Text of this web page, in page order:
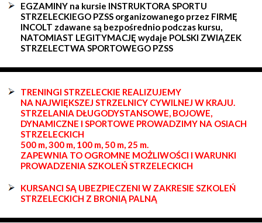
EGZAMINY na kursie INSTRUKTORA SPORTU
STRZELECKIEGO PZSS organizowanego przez FIRMĘ
INCOLT zdawane są bezpośrednio podczas kursu,
NATOMIAST LEGITYMACJĘ wydaje POLSKI ZWIĄZEK
STRZELECTWA SPORTOWEGO PZSS
TRENINGI STRZELECKIE REALIZUJEMY
NA NAJWIĘKSZEJ STRZELNICY CYWILNEJ W KRAJU.
STRZELANIA DŁUGODYSTANSOWE, BOJOWE,
DYNAMICZNE I SPORTOWE PROWADZIMY NA OSIACH
STRZELECKICH
500 m, 300 m, 100 m, 50 m, 25 m.
ZAPEWNIA TO OGROMNE MOŻLIWOŚCI I WARUNKI
PROWADZENIA SZKOLEŃ STRZELECKICH
KURSANCI SĄ UBEZPIECZENI W ZAKRESIE SZKOLEŃ
STRZELECKICH Z BRONIĄ PALNĄ